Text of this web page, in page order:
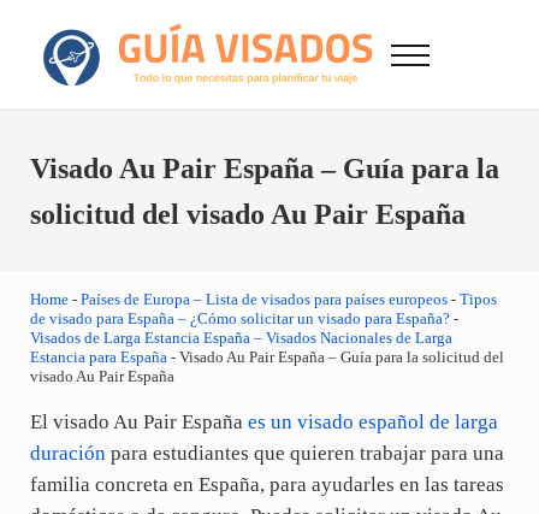
GuiaVisado.com - Guía de visados de viaje en
Otro sitio realizado con WordPress
Menu
Visado Au Pair España – Guía para la
solicitud del visado Au Pair España
Home- Países de Europa – Lista de visados para países europeos- Tipos
de visado para España – ¿Cómo solicitar un visado para España?-
Visados de Larga Estancia España – Visados Nacionales de Larga
Estancia para España- Visado Au Pair España – Guía para la solicitud del
visado Au Pair España
El visado Au Pair España es un visado español de larga
duraciónpara estudiantes que quieren trabajar para una
familia concreta en España, para ayudarles en las tareas